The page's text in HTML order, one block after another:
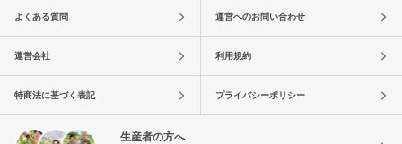
よくある質問 運営へのお問い合わせ
運営会社 利用規約
特商法に基づく表記 プライバシーポリシー
生産者の方へ